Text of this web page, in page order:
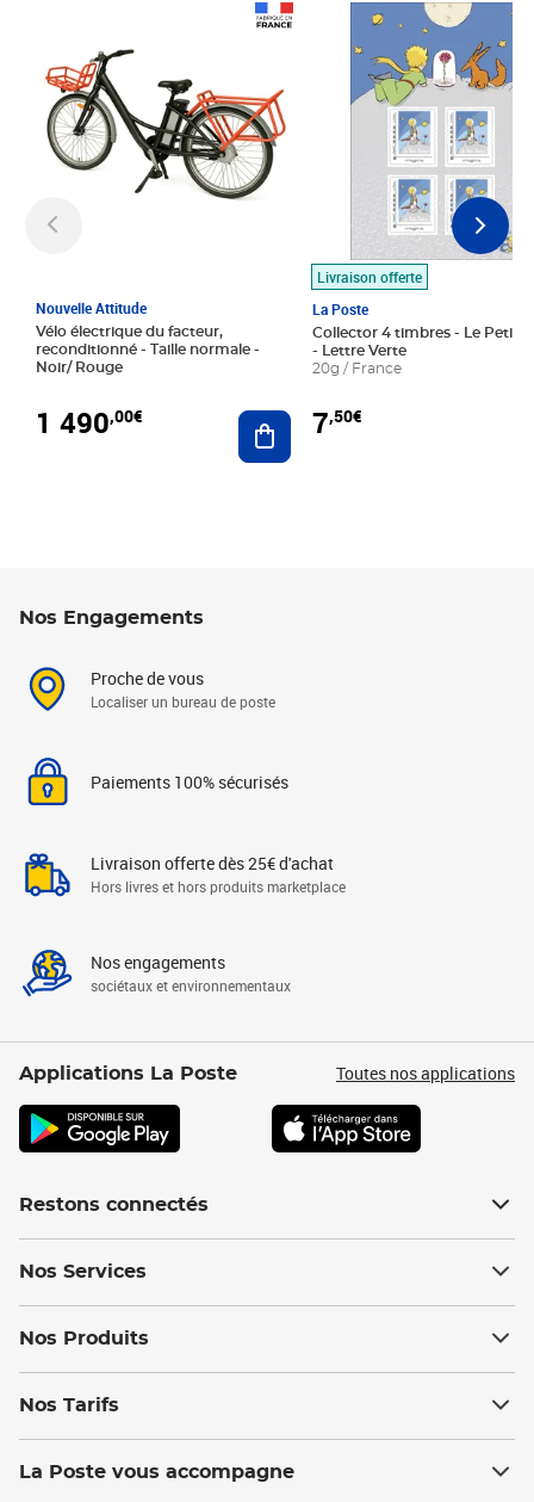
Nouvelle Attitude
Vélo électrique du facteur,
reconditionné - Taille normale -
Noir/ Rouge
1 490,00€ Ajouter au panier
Livraison offerte
La Poste
Collector 4 timbres - Le Petit
- Lettre Verte
20g / France
7,50€
Prix 7,50€
Nos Engagements
Proche de vous
Localiser un bureau de poste
Paiements 100% sécurisés
Livraison offerte dès 25€ d'achat
Hors livres et hors produits marketplace
Nos engagements
sociétaux et environnementaux
Applications La Poste Toutes nos applications
Restons connectés
Nos Services
Nos Produits
Nos Tarifs
La Poste vous accompagne